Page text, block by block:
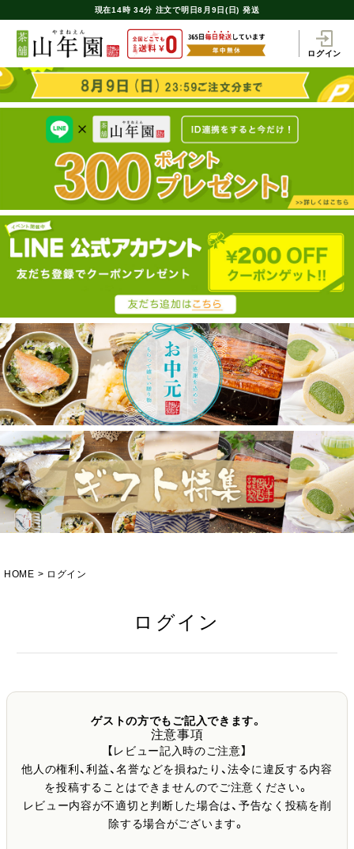
現在14時 34分 注文で明日8月9日(日) 発送
ログイン
HOME ログイン
ログイン
ゲストの方でもご記入できます。
注意事項
【レビュー記入時のご注意】
他人の権利、利益、名誉などを損ねたり、法令に違反する内容
を投稿することはできませんのでご注意ください。
レビュー内容が不適切と判断した場合は、予告なく投稿を削
除する場合がございます。